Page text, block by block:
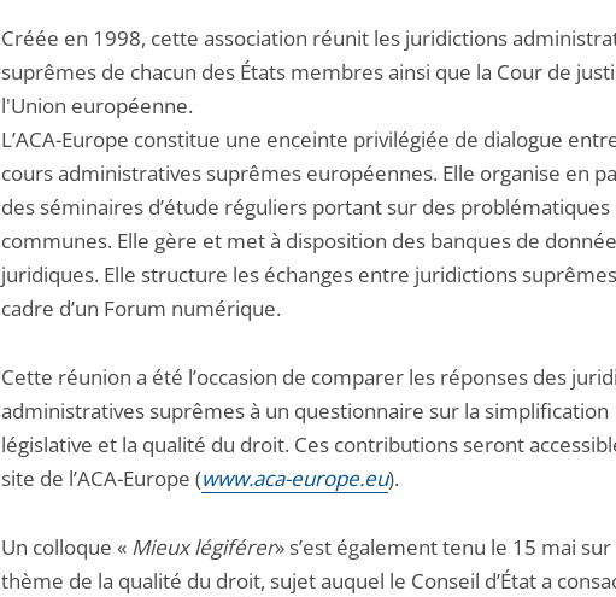
Créée en 1998, cette association réunit les juridictions
suprêmes de chacun des États membres ainsi que la Cour de
l'Union européenne.
L’ACA-Europe constitue une enceinte privilégiée de dialogue
cours administratives suprêmes européennes. Elle organise en
des séminaires d’étude réguliers portant sur des problématiques
communes. Elle gère et met à disposition des banques de
juridiques. Elle structure les échanges entre juridictions
cadre d’un Forum numérique.
Cette réunion a été l’occasion de comparer les réponses des
administratives suprêmes à un questionnaire sur la simplification
législative et la qualité du droit. Ces contributions seront
site de l’ACA-Europe (www.aca-europe.eu).
Un colloque « Mieux légiférer» s’est également tenu le 15 mai sur
thème de la qualité du droit, sujet auquel le Conseil d’État a